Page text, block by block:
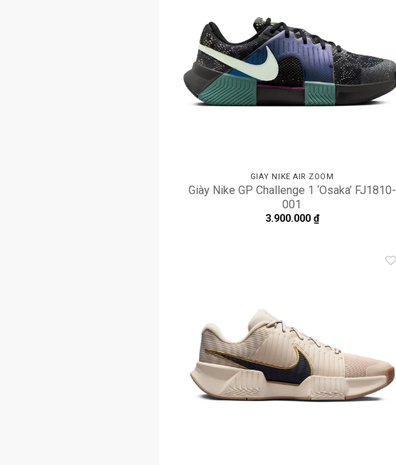
GIÀY NIKE AIR ZOOM
Giày Nike GP Challenge 1 ‘Osaka’ FJ1810-
001
3.900.000 ₫